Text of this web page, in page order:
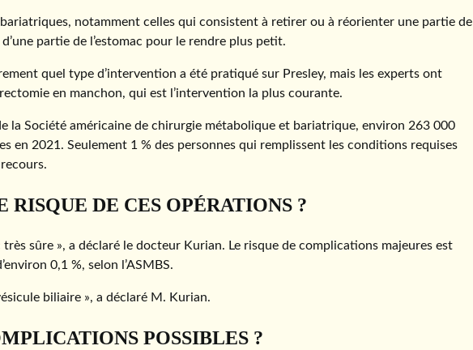
bariatriques, notamment celles qui consistent à retirer ou à réorienter une partie de
partie de l’estomac pour le rendre plus petit.
quel type d’intervention a été pratiqué sur Presley, mais les experts ont
en manchon, qui est l’intervention la plus courante.
la Société américaine de chirurgie métabolique et bariatrique, environ 263 000
en 2021. Seulement 1 % des personnes qui remplissent les conditions requises
RISQUE DE CES OPÉRATIONS ?
sûre », a déclaré le docteur Kurian. Le risque de complications majeures est
0,1 %, selon l’ASMBS.
biliaire », a déclaré M. Kurian.
POSSIBLES ?